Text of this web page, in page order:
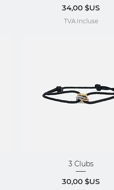
Prix
34,00 $US
TVA Incluse
Aperçu rapide
3 Clubs
Prix
30,00 $US